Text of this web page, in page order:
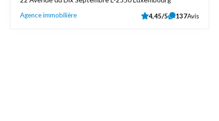
Agence immobilière 4,45/5 137Avis